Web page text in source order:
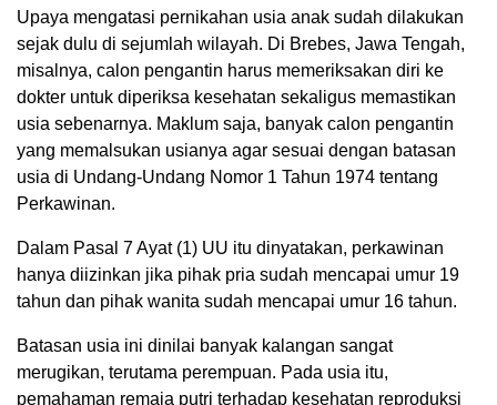
Upaya mengatasi pernikahan usia anak sudah dilakukan
sejak dulu di sejumlah wilayah. Di Brebes, Jawa Tengah,
misalnya, calon pengantin harus memeriksakan diri ke
dokter untuk diperiksa kesehatan sekaligus memastikan
usia sebenarnya. Maklum saja, banyak calon pengantin
yang memalsukan usianya agar sesuai dengan batasan
usia di Undang-Undang Nomor 1 Tahun 1974 tentang
Perkawinan.
Dalam Pasal 7 Ayat (1) UU itu dinyatakan, perkawinan
hanya diizinkan jika pihak pria sudah mencapai umur 19
tahun dan pihak wanita sudah mencapai umur 16 tahun.
Batasan usia ini dinilai banyak kalangan sangat
merugikan, terutama perempuan. Pada usia itu,
pemahaman remaja putri terhadap kesehatan reproduksi